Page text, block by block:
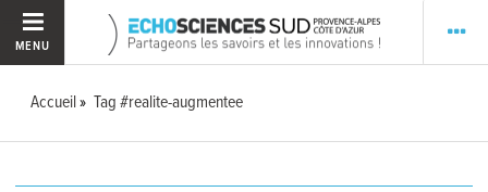
MENU
Accueil Tag #realite-augmentee